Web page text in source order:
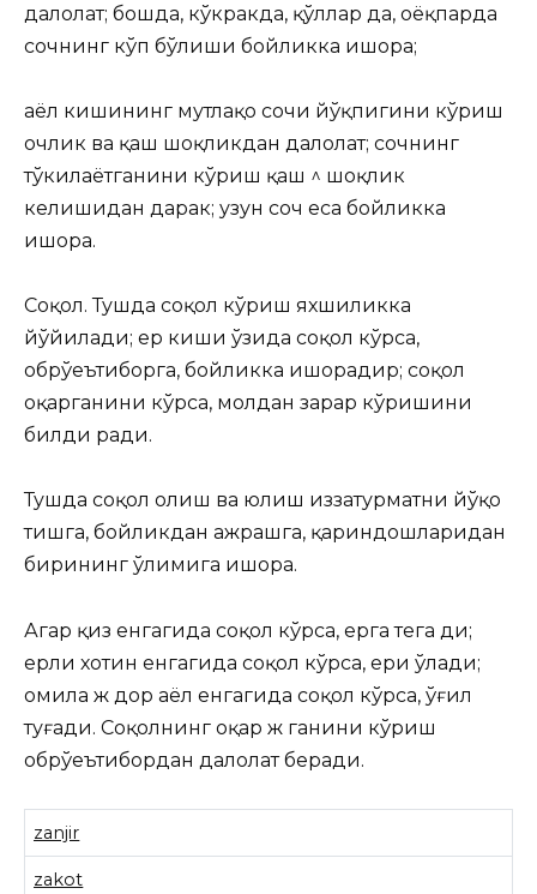
далолат; бошда, кўкракда, қўллар да, оёқпарда
сочнинг кўп бўлиши бойликка ишора;
аёл кишининг мутлақо сочи йўқпигини кўриш
очлик ва қаш шоқликдан далолат; сочнинг
тўкилаётганини кўриш қаш ^ шоқлик
келишидан дарак; узун соч еса бойликка
ишора.
Соқол. Тушда соқол кўриш яхшиликка
йўйилади; ер киши ўзида соқол кўрса,
обрўеътиборга, бойликка ишорадир; соқол
оқарганини кўрса, молдан зарар кўришини
билди ради.
Тушда соқол олиш ва юлиш иззатҳурматни йўқо
тишга, бойликдан ажрашга, қариндошларидан
бирининг ўлимига ишора.
Агар қиз енгагида соқол кўрса, ерга тега ди;
ерли хотин енгагида соқол кўрса, ери ўлади;
ҳомила ж дор аёл енгагида соқол кўрса, ўғил
туғади. Соқолнинг оқар ж ганини кўриш
обрўеътибордан далолат беради.
zanjir
zakot